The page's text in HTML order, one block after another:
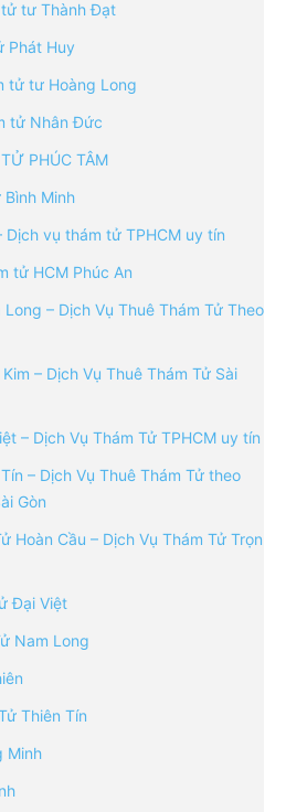
tử tư Thành Đạt
Phát Huy
tử tư Hoàng Long
tử Nhân Đức
PHÚC TÂM
Minh
Dịch vụ thám tử TPHCM uy tín
tử HCM Phúc An
Long – Dịch Vụ Thuê Thám Tử Theo
– Dịch Vụ Thuê Thám Tử Sài
– Dịch Vụ Thám Tử TPHCM uy tín
– Dịch Vụ Thuê Thám Tử theo
Gòn
Hoàn Cầu – Dịch Vụ Thám Tử Trọn
Đại Việt
Nam Long
Thiên Tín
Minh